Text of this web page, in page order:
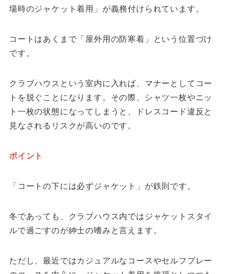
場時のジャケット着用」が義務付けられています。
コートはあくまで「屋外用の防寒着」という位置づけ
です。
クラブハウスという室内に入れば、マナーとしてコー
トを脱ぐことになります。その際、シャツ一枚やニッ
ト一枚の状態になってしまうと、ドレスコード違反と
見なされるリスクが高いのです。
ポイント
「コートの下には必ずジャケット」が鉄則です。
冬であっても、クラブハウス内ではジャケットスタイ
ルで過ごすのが紳士の嗜みと言えます。
ただし、最近ではカジュアルなコースやセルフプレー